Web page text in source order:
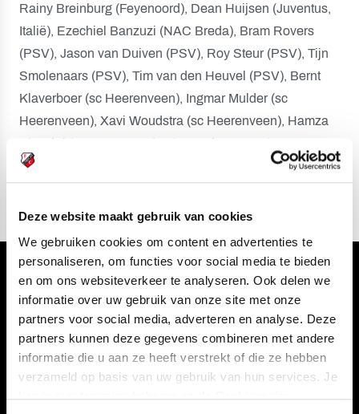
Deze website maakt gebruik van cookies
We gebruiken cookies om content en advertenties te
personaliseren, om functies voor social media te bieden
en om ons websiteverkeer te analyseren. Ook delen we
informatie over uw gebruik van onze site met onze
partners voor social media, adverteren en analyse. Deze
partners kunnen deze gegevens combineren met andere
informatie die u aan ze heeft verstrekt of die ze hebben
verzameld op basis van uw gebruik van hun services. Je
kan je toestemming beheren op de Cookiepagina.
Rainy Breinburg (Feyenoord), Dean Huijsen (Juventus,
Italië), Ezechiel Banzuzi (NAC Breda), Bram Rovers
(PSV), Jason van Duiven (PSV), Roy Steur (PSV), Tijn
Smolenaars (PSV), Tim van den Heuvel (PSV), Bernt
Klaverboer (sc Heerenveen), Ingmar Mulder (sc
Heerenveen), Xavi Woudstra (sc Heerenveen), Hamza
El Dahri (Sparta Rotterdam), Marvin Young (Sparta
Rotterdam), Kaya Symons (Vitesse).
Volg ons ook via
Navigeer naar